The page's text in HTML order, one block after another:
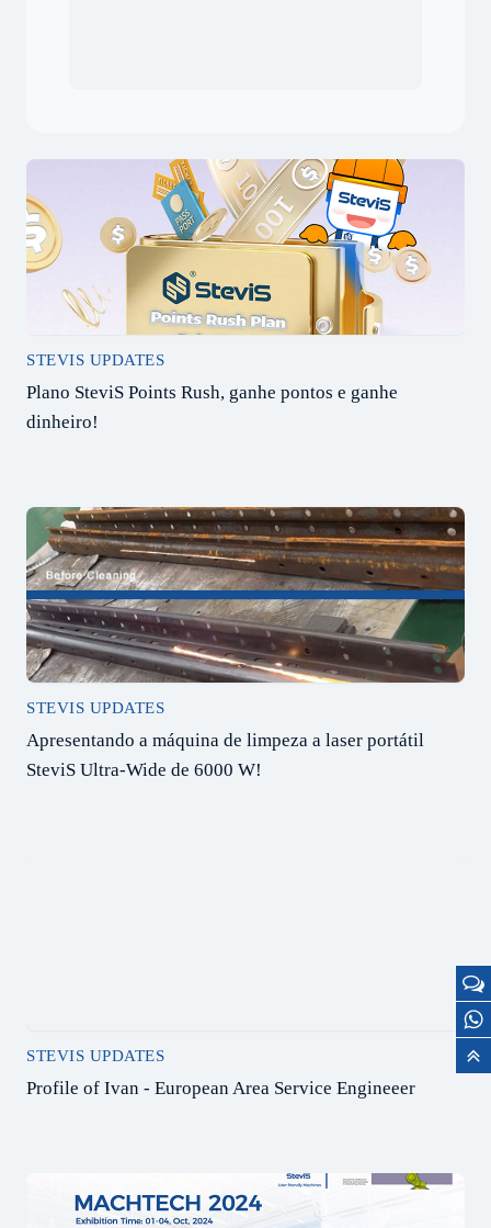
STEVIS UPDATES
Plano SteviS Points Rush, ganhe pontos e ganhe
dinheiro!
STEVIS UPDATES
Apresentando a máquina de limpeza a laser portátil
SteviS Ultra-Wide de 6000 W!
STEVIS UPDATES
Profile of Ivan - European Area Service Engineeer